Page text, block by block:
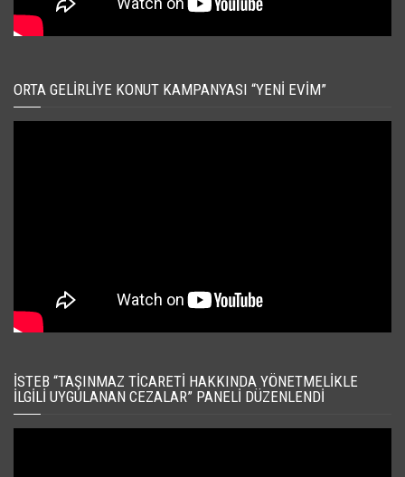
ORTA GELIRLIYE KONUT KAMPANYASI “YENI EVIM”
İSTEB “TAŞINMAZ TICARETI HAKKINDA YÖNETMELIKLE
İLGILI UYGULANAN CEZALAR” PANELI DÜZENLENDI